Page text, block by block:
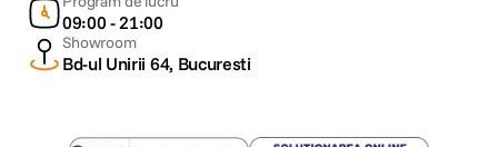
09:00 - 21:00
Showroom
Bd-ul Unirii 64, Bucuresti